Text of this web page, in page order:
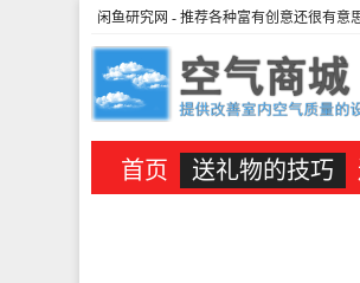
闲鱼研究网 - 推荐各种富有创意还很有意
首页 送礼物的技巧